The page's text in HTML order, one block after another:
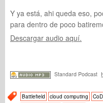
Y ya está, ahi queda eso,
para dentro de poco
Descargar audio aquí.
Standard Podcast
Battlefield cloud computing CoD